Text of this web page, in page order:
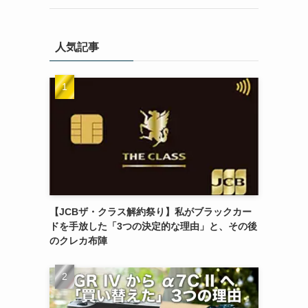
人気記事
【JCBザ・クラス解約祭り】私がブラックカー
ドを手放した「3つの決定的な理由」と、その後
のクレカ布陣